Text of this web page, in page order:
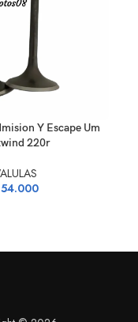
Y Escape Um
220r
54.000